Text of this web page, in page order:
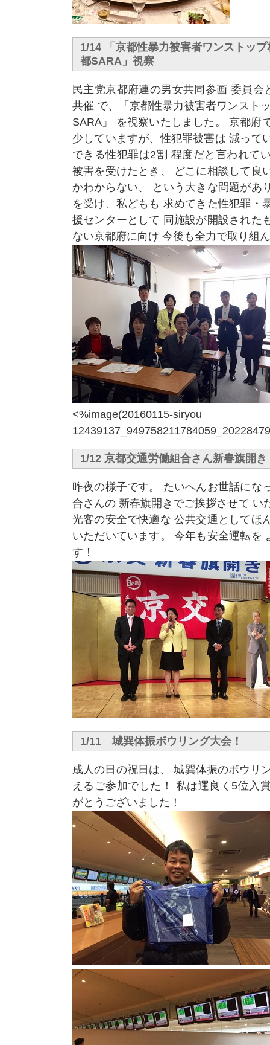
1/14 「京都性暴力被害者ワンストッ
都SARA」視察
民主党京都府連の男女共同参画 委員会
共催 で、「京都性暴力被害者ワンスト
SARA」 を視察いたしました。 京都府
少していますが、性犯罪被害は 減って
できる性犯罪は2割 程度だと言われて
被害を受けたとき、 どこに相談して良
かわからない、 という大きな問題があ
を受け、私どもも 求めてきた性犯罪・
援センターとして 同施設が開設された
ない京都府に向け 今後も全力で取り組
<%image(20160115-siryou
1/12 京都交通労働組合さん新春旗開き
昨夜の様子です。 たいへんお世話にな
合さんの 新春旗開きでご挨拶させて い
光客の安全で快適な 公共交通としてほ
いただいています。 今年も安全運転を
す！
1/11 城巽体振ボウリング大会！
成人の日の祝日は、 城巽体振のボウリ
えるご参加でした！ 私は運良く5位入
がとうございました！